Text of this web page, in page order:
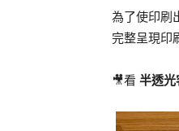
為了使印刷
完整呈現印
🎥看 半透